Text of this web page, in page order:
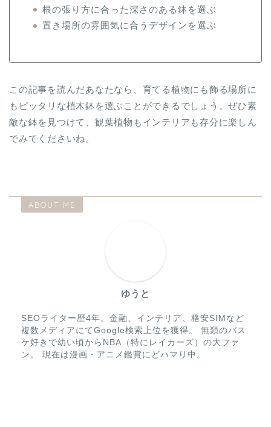
根の張り方に合った深さのある鉢を選ぶ
置き場所の雰囲気に合うデザインを選ぶ
この記事を読んだあなたなら、育てる植物にも飾る場所に
もピッタリな植木鉢を選ぶことができるでしょう。ぜひ素
敵な鉢を見つけて、観葉植物もインテリアも存分に楽しん
でみてくださいね。
ABOUT ME
ゆうと
SEOライター歴4年。金融、インテリア、格安SIMなど
複数メディアにてGoogle検索上位を獲得。 無類のバス
ケ好きで幼い頃からNBA（特にレイカーズ）の大ファ
ン。 現在は漫画・アニメ鑑賞にどハマり中。